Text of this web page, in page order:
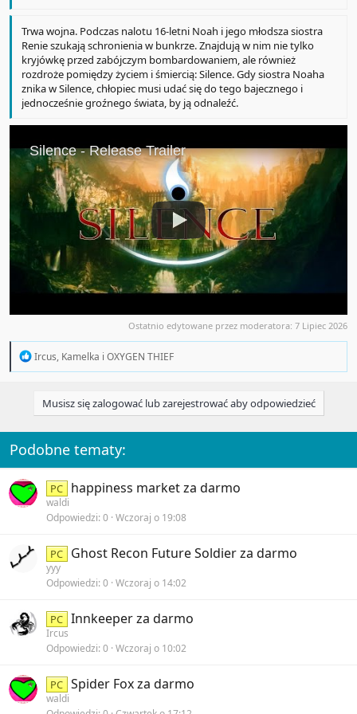
Trwa wojna. Podczas nalotu 16-letni Noah i jego młodsza siostra
Renie szukają schronienia w bunkrze. Znajdują w nim nie tylko
kryjówkę przed zabójczym bombardowaniem, ale również
rozdroże pomiędzy życiem i śmiercią: Silence. Gdy siostra Noaha
znika w Silence, chłopiec musi udać się do tego bajecznego i
jednocześnie groźnego świata, by ją odnaleźć.
Ostatnio edytowane przez moderatora: 7 Lipiec 2026
R
i
o
n
s
:
Ircus, Kamelka i OXYGEN THIEF
Musisz się zalogować lub zarejestrować aby odpowiedzieć
Podobne tematy:
PC happiness market za darmo
waldi
Odpowiedzi 0 Wczoraj o 19:08
PC Ghost Recon Future Soldier za darmo
yyy
Odpowiedzi 0 Wczoraj o 14:02
PC Innkeeper za darmo
Ircus
Odpowiedzi 0 Wczoraj o 10:02
PC Spider Fox za darmo
waldi